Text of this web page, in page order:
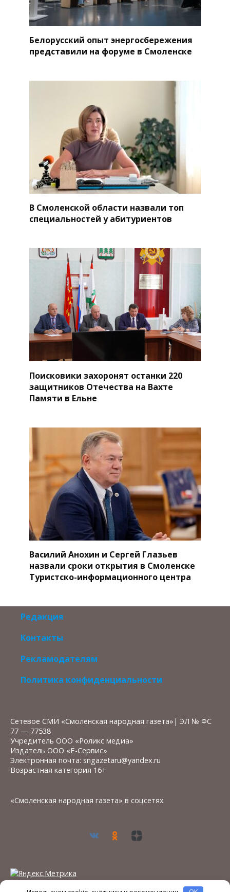
Белорусский опыт энергосбережения
представили на форуме в Смоленске
В Смоленской области назвали топ
специальностей у абитуриентов
Поисковики захоронят останки 220
защитников Отечества на Вахте
Памяти в Ельне
Василий Анохин и Сергей Глазьев
назвали сроки открытия в Смоленске
Туристско-информационного центра
Редакция
Контакты
Рекламодателям
Политика конфиденциальности
Сетевое СМИ «Смоленская народная газета»| ЭЛ № ФС
77 — 77538
Учредитель ООО «Роликс медиа»
Издатель ООО «Ё-Сервис»
Электронная почта: sngazetaru@yandex.ru
Возрастная категория 16+
«Смоленская народная газета» в соцсетях